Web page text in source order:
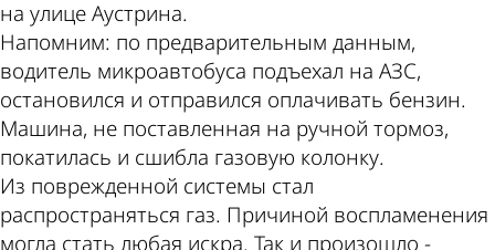
на улице Аустрина.
Напомним: по предварительным данным,
водитель микроавтобуса подъехал на АЗС,
остановился и отправился оплачивать бензин.
Машина, не поставленная на ручной тормоз,
покатилась и сшибла газовую колонку.
Из поврежденной системы стал
распространяться газ. Причиной воспламенения
могла стать любая искра. Так и произошло -